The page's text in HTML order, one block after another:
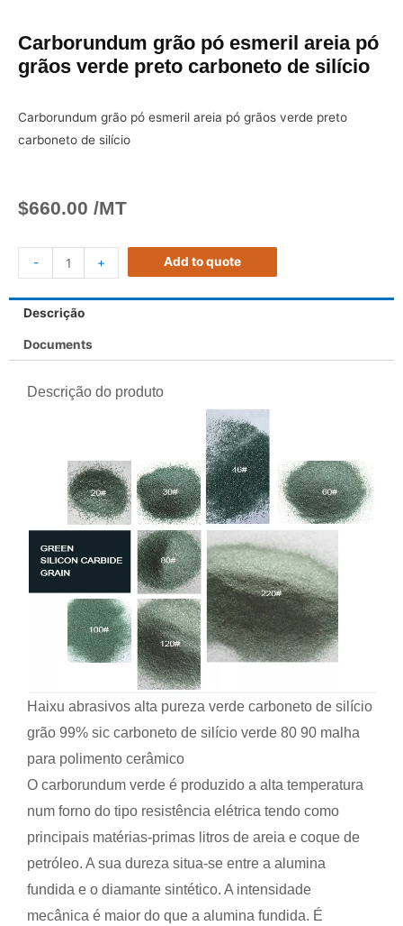
Carborundum grão pó esmeril areia pó
grãos verde preto carboneto de silício
Carborundum grão pó esmeril areia pó grãos verde preto
carboneto de silício
$660.00 /MT
- + Add to quote
Descrição
Documents
Descrição do produto
Haixu abrasivos alta pureza verde carboneto de silício
grão 99% sic carboneto de silício verde 80 90 malha
para polimento cerâmico
O carborundum verde é produzido a alta temperatura
num forno do tipo resistência elétrica tendo como
principais matérias-primas litros de areia e coque de
petróleo. A sua dureza situa-se entre a alumina
fundida e o diamante sintético. A intensidade
mecânica é maior do que a alumina fundida. É